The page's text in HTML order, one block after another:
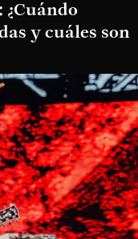
¿Cuándo
y cuáles son